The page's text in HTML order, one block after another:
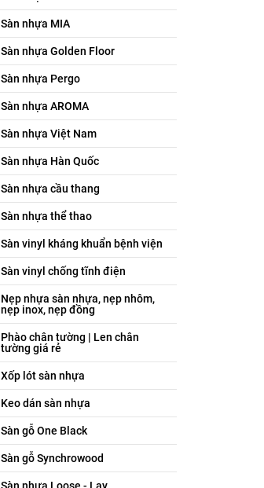
Sàn nhựa MIA
Sàn nhựa Golden Floor
Sàn nhựa Pergo
Sàn nhựa AROMA
Sàn nhựa Việt Nam
Sàn nhựa Hàn Quốc
Sàn nhựa cầu thang
Sàn nhựa thể thao
Sàn vinyl kháng khuẩn bệnh viện
Sàn vinyl chống tĩnh điện
Nẹp nhựa sàn nhựa, nẹp nhôm,
nẹp inox, nẹp đồng
Phào chân tường | Len chân
tường giá rẻ
Xốp lót sàn nhựa
Keo dán sàn nhựa
Sàn gỗ One Black
Sàn gỗ Synchrowood